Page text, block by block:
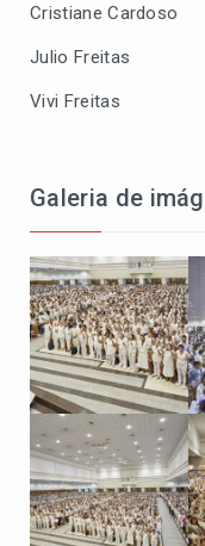
Cristiane Cardoso
Julio Freitas
Vivi Freitas
Galeria de